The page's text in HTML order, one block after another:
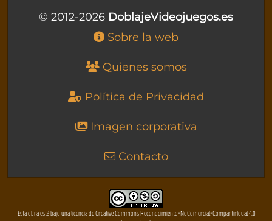
© 2012-2026 DoblajeVideojuegos.es
Sobre la web
Quienes somos
Política de Privacidad
Imagen corporativa
Contacto
Esta obra está bajo una licencia de Creative Commons Reconocimiento-NoComercial-CompartirIgual 4.0